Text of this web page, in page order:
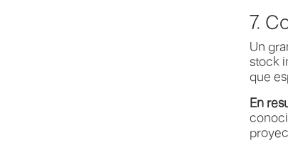
7.
Un
stock
que
En